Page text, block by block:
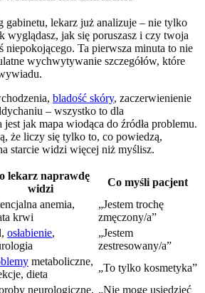
gabinetu, lekarz już analizuje – nie tylko
wyglądasz, jak się poruszasz i czy twoja
niepokojącego. Ta pierwsza minuta to nie
wychwytywanie szczegółów, które
bladość skóry, zaczerwienienie
– wszystko to dla
jak mapa wiodąca do źródła problemu.
że liczy się tylko to, co powiedzą,
starcie widzi więcej niż myślisz.
lekarz naprawdę
widzi
Co myśli pacjent
anemia,
krwi
„Jestem trochę
zmęczony/a”
osłabienie,
„Jestem
zestresowany/a”
metaboliczne,
dieta
„To tylko kosmetyka”
neurologiczne, „Nie mogę usiedzieć